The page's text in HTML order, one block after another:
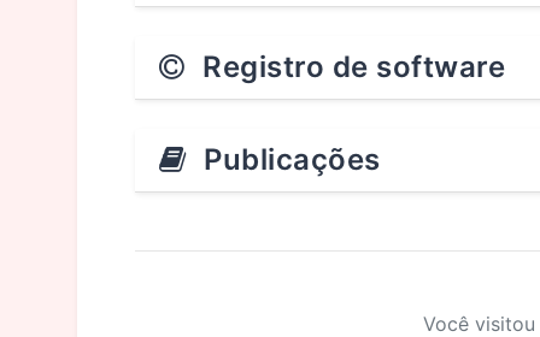
Registro de software
Publicações
Você